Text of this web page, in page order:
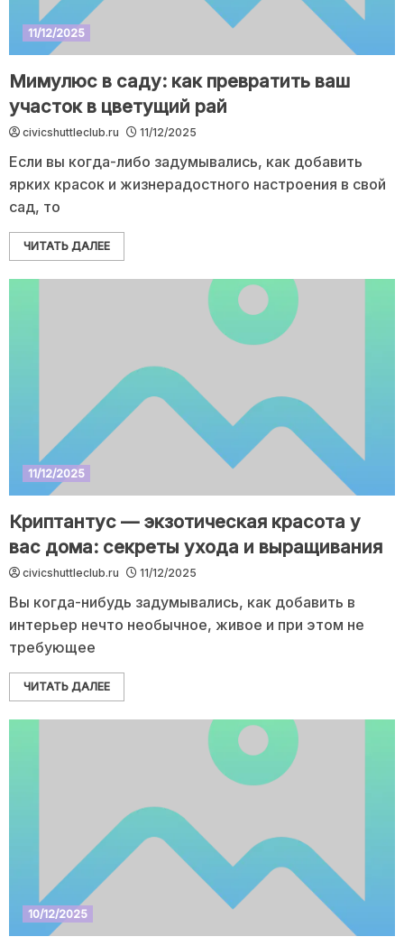
11/12/2025
Мимулюс в саду: как превратить ваш
участок в цветущий рай
civicshuttleclub.ru 11/12/2025
Если вы когда-либо задумывались, как добавить
ярких красок и жизнерадостного настроения в свой
сад, то
ЧИТАТЬ ДАЛЕЕ
11/12/2025
Криптантус — экзотическая красота у
вас дома: секреты ухода и выращивания
civicshuttleclub.ru 11/12/2025
Вы когда-нибудь задумывались, как добавить в
интерьер нечто необычное, живое и при этом не
требующее
ЧИТАТЬ ДАЛЕЕ
10/12/2025